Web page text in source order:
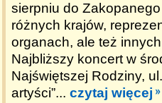
sierpniu do
różnych krajów,
organach, ale też
Najbliższy koncert w
Najświętszej Rodziny,
artyści”... czytaj więcej